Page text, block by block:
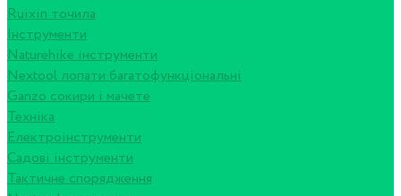
Ruixin точила
Інструменти
Naturehike інструменти
Nextool лопати багатофункціональні
Ganzo сокири і мачете
Техніка
Електроінструменти
Садові інструменти
Тактичне спорядження